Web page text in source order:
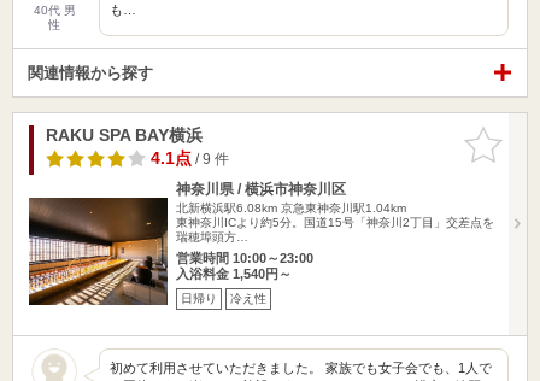
40代 男
性
も…
関連情報から探す
お気に入
りに追加
RAKU SPA BAY横浜
4.1点/ 9 件
神奈川県 / 横浜市神奈川区
北新横浜駅6.08km 京急東神奈川駅1.04km
東神奈川ICより約5分。国道15号「神奈川2丁目」交差点を
瑞穂埠頭方…
営業時間 10:00～23:00
入浴料金 1,540円～
日帰り 冷え性
初めて利用させていただきました。 家族でも女子会でも、1人で